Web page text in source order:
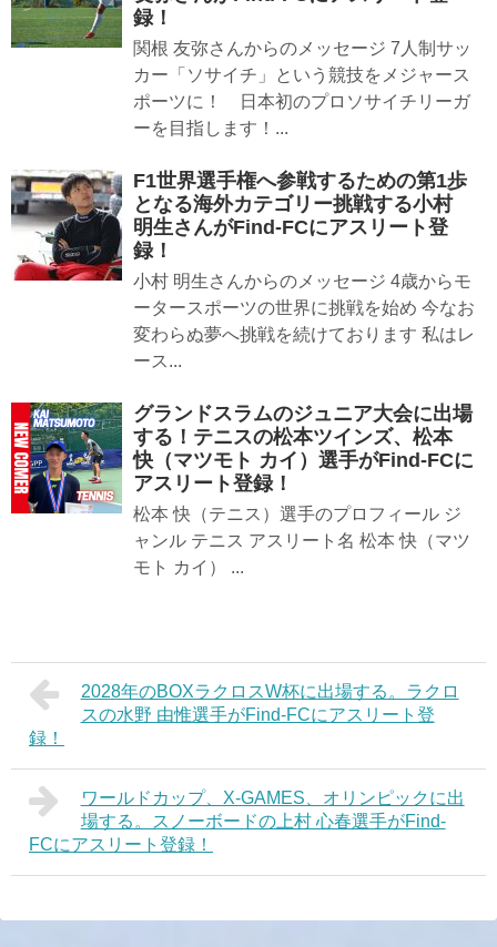
録！
関根 友弥さんからのメッセージ 7人制サッ
カー「ソサイチ」という競技をメジャース
ポーツに！ 日本初のプロソサイチリーガ
ーを目指します！...
F1世界選手権へ参戦するための第1歩
となる海外カテゴリー挑戦する小村
明生さんがFind-FCにアスリート登
録！
小村 明生さんからのメッセージ 4歳からモ
ータースポーツの世界に挑戦を始め 今なお
変わらぬ夢へ挑戦を続けております 私はレ
ース...
グランドスラムのジュニア大会に出場
する！テニスの松本ツインズ、松本
快（マツモト カイ）選手がFind-FCに
アスリート登録！
松本 快（テニス）選手のプロフィール ジ
ャンル テニス アスリート名 松本 快（マツ
モト カイ） ...
2028年のBOXラクロスW杯に出場する。ラクロ
スの水野 由惟選手がFind-FCにアスリート登
録！
ワールドカップ、X-GAMES、オリンピックに出
場する。スノーボードの上村 心春選手がFind-
FCにアスリート登録！